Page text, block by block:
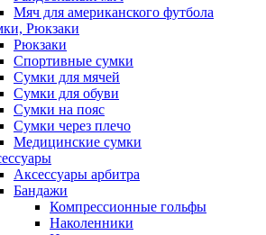
Мяч для американского футбола
Рюкзаки
Рюкзаки
Спортивные сумки
Сумки для мячей
Сумки для обуви
Сумки на пояс
Сумки через плечо
Медицинские сумки
Аксессуары арбитра
Бандажи
Компрессионные гольфы
Наколенники